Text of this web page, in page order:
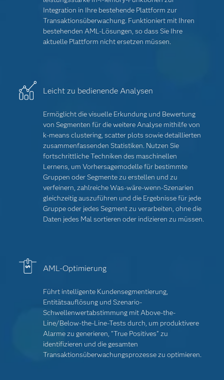
Integration in Ihre bestehende Plattform zur
Transaktionsüberwachung. Funktioniert mit Ihren
bestehenden AML-Lösungen, so dass Sie Ihre
aktuelle Plattform nicht ersetzen müssen.
Leicht zu bedienende Analysen
Ermöglicht die visuelle Erkundung und Bewertung
von Segmenten für die weitere Analyse mithilfe von
k-means clustering, scatter plots sowie detaillierten
zusammenfassenden Statistiken. Nutzen Sie
fortschrittliche Techniken des maschinellen
Lernens, um Vorhersagemodelle für bestimmte
Gruppen oder Segmente zu erstellen und zu
verfeinern, zahlreiche Was-wäre-wenn-Szenarien
gleichzeitig auszuführen und die Ergebnisse für jede
Gruppe oder jedes Segment zu verarbeiten, ohne die
Daten jedes Mal sortieren oder indizieren zu müssen.
AML-Optimierung
Führt intelligente Kundensegmentierung,
Entitätsauflösung und Szenario-
Schwellenwertabstimmung mit Above-the-
Line/Below-the-Line-Tests durch, um produktivere
Alarme zu generieren, "True Positives" zu
identifizieren und die gesamten
Transaktionsüberwachungsprozesse zu optimieren.